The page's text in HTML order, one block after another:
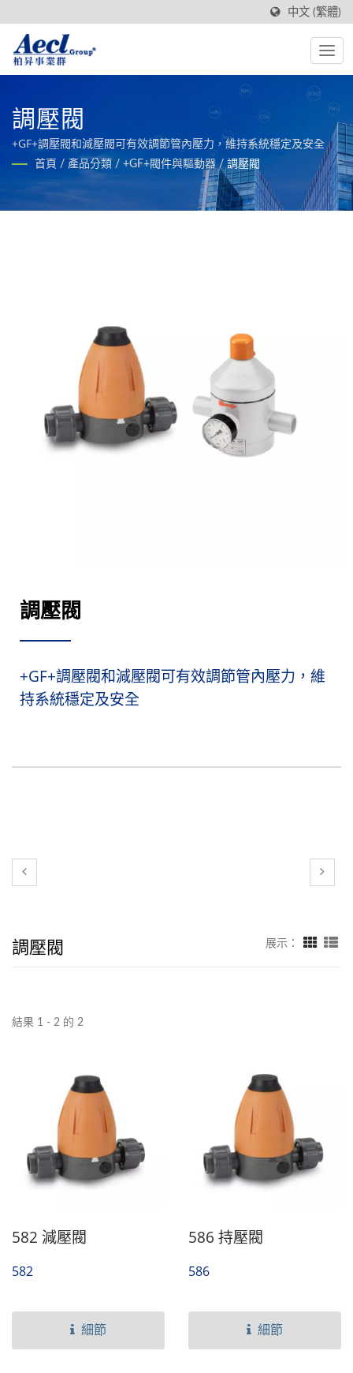
中文 (繁體)
調壓閥
+GF+調壓閥和減壓閥可有效調節管內壓力，維持系統穩定及安全
首頁 / 產品分類 / +GF+閥件與驅動器 / 調壓閥
調壓閥
+GF+調壓閥和減壓閥可有效調節管內壓力，維
持系統穩定及安全
調壓閥 展示：
結果 1 - 2 的 2
582 減壓閥
582
細節
586 持壓閥
586
細節